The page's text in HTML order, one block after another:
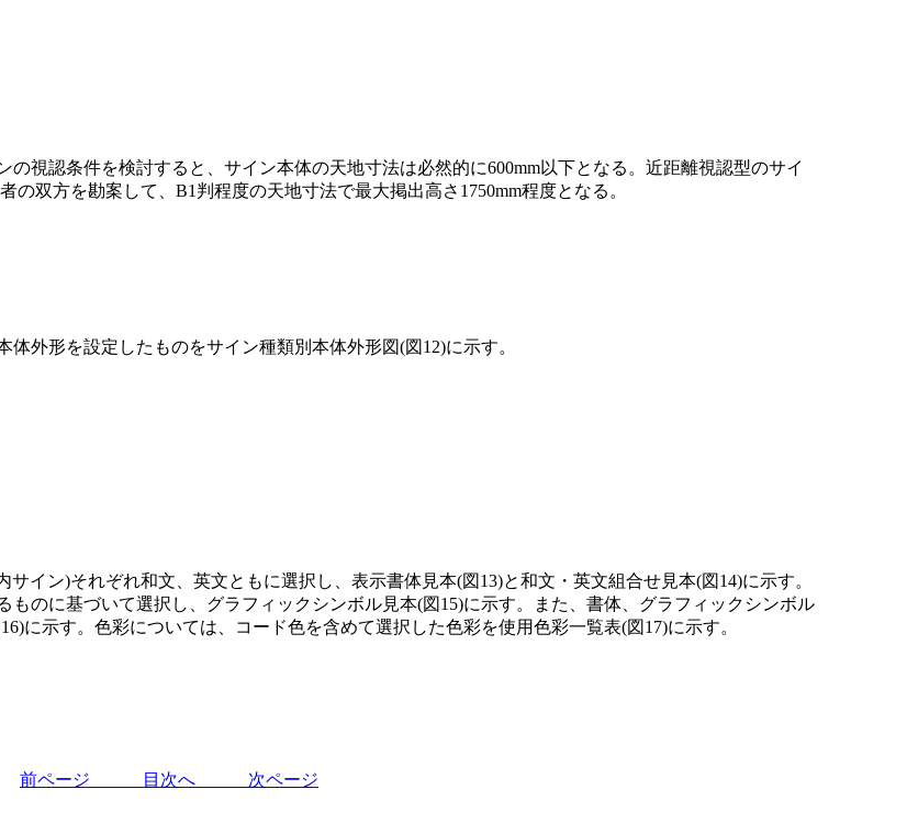
視認条件を検討すると、サイン本体の天地寸法は必然的に600mm以下となる。近距離視認型のサイ
双方を勘案して、B1判程度の天地寸法で最大掲出高さ1750mm程度となる。
外形を設定したものをサイン種類別本体外形図(図12)に示す。
イン)それぞれ和文、英文ともに選択し、表示書体見本(図13)と和文・英文組合せ見本(図14)に示す。
のに基づいて選択し、グラフィックシンボル見本(図15)に示す。また、書体、グラフィックシンボル
に示す。色彩については、コード色を含めて選択した色彩を使用色彩一覧表(図17)に示す。
前ページ 目次へ 次ページ